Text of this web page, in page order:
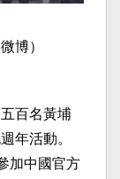
博）
百名黃埔
年活動。
加中國官方